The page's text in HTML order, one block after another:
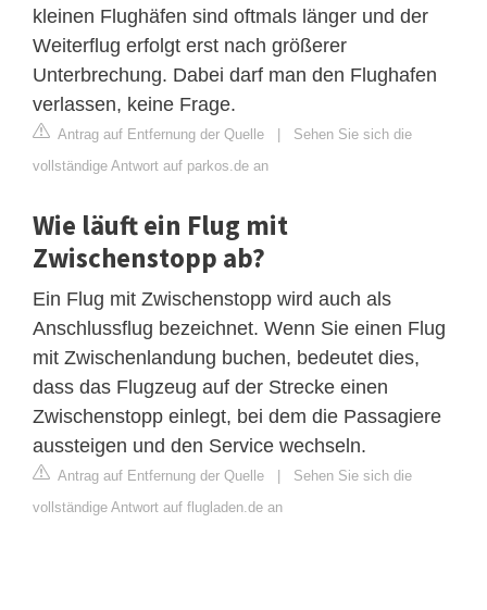
kleinen Flughäfen sind oftmals länger und der
Weiterflug erfolgt erst nach größerer
Unterbrechung. Dabei darf man den Flughafen
verlassen, keine Frage.
Antrag auf Entfernung der Quelle
Sehen Sie sich die
vollständige Antwort auf parkos.de an
Wie läuft ein Flug mit
Zwischenstopp ab?
Ein Flug mit Zwischenstopp wird auch als
Anschlussflug bezeichnet. Wenn Sie einen Flug
mit Zwischenlandung buchen, bedeutet dies,
dass das Flugzeug auf der Strecke einen
Zwischenstopp einlegt, bei dem die Passagiere
aussteigen und den Service wechseln.
Antrag auf Entfernung der Quelle
Sehen Sie sich die
vollständige Antwort auf flugladen.de an